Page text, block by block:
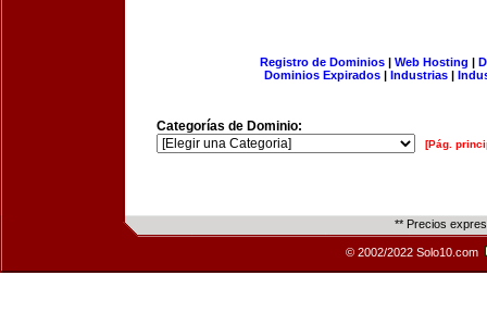
Registro de Dominios| Web Hosting |
Dominios Expirados | Industrias |
Categorías de Dominio:
[Pág.
** Precios
© 2002/2022 Solo10.com